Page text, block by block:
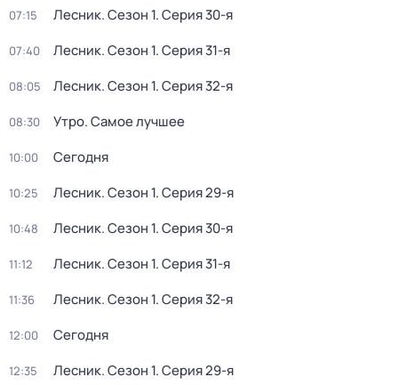
07:15 Лесник. Сезон 1. Серия 30-я
07:40 Лесник. Сезон 1. Серия 31-я
08:05 Лесник. Сезон 1. Серия 32-я
08:30 Утро. Самое лучшее
10:00 Сегодня
10:25 Лесник. Сезон 1. Серия 29-я
10:48 Лесник. Сезон 1. Серия 30-я
11:12 Лесник. Сезон 1. Серия 31-я
11:36 Лесник. Сезон 1. Серия 32-я
12:00 Сегодня
12:35 Лесник. Сезон 1. Серия 29-я